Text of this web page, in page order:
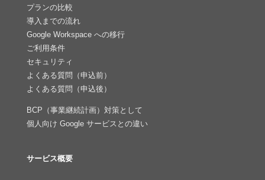
プランの比較
導入までの流れ
Google Workspace への移行
ご利用条件
セキュリティ
よくある質問（申込前）
よくある質問（申込後）
BCP（事業継続計画）対策として
個人向け Google サービスとの違い
サービス概要